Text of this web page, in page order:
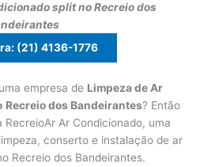
split no Recreio dos
(21) 4136-1776
empresa de Limpeza de Ar
Recreio dos Bandeirantes? Então
Ar Condicionado, uma
conserto e instalação de ar
Recreio dos Bandeirantes.